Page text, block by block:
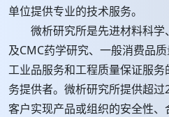
单位提供专业的技术服务。
微析研究所是先进材料科
及CMC药学研究、一般消费品
工业品服务和工程质量保证服
务提供者。微析研究所提供超
客户实现产品或组织的安全性